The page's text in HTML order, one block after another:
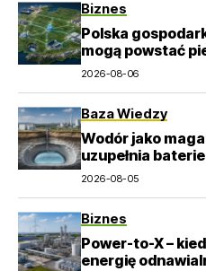
Biznes
Polska
mogą powstać
2026-08-06
Baza Wiedzy
Wodór jako
uzupełnia
pompowe?
2026-08-05
Biznes
Power-to-X –
energię